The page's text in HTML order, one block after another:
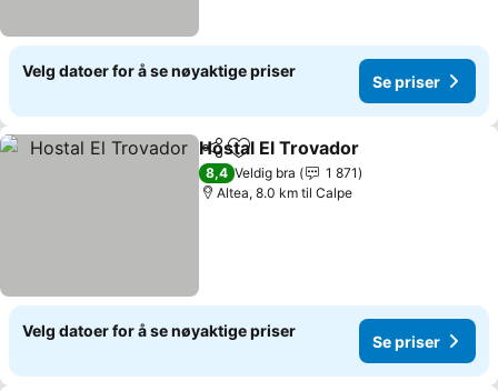
Velg datoer for å se nøyaktige priser
Se priser
Del Legg til i favoritter
Hostal El Trovador
8,4 Veldig bra
1 871
Altea, 8.0 km til Calpe
Velg datoer for å se nøyaktige priser
Se priser